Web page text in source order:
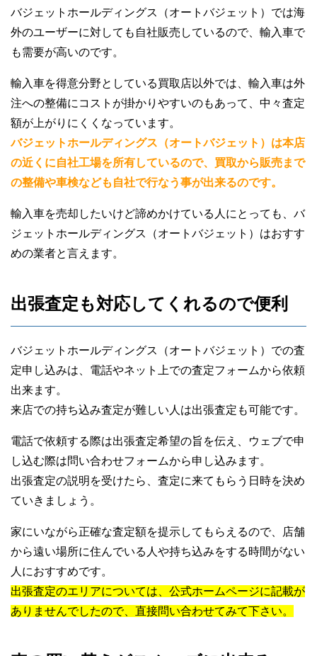
バジェットホールディングス（オートバジェット）では海
外のユーザーに対しても自社販売しているので、輸入車で
も需要が高いのです。
輸入車を得意分野としている買取店以外では、輸入車は外
注への整備にコストが掛かりやすいのもあって、中々査定
額が上がりにくくなっています。
バジェットホールディングス（オートバジェット）は本店
の近くに自社工場を所有しているので、買取から販売まで
の整備や車検なども自社で行なう事が出来るのです。
輸入車を売却したいけど諦めかけている人にとっても、バ
ジェットホールディングス（オートバジェット）はおすす
めの業者と言えます。
出張査定も対応してくれるので便利
バジェットホールディングス（オートバジェット）での査
定申し込みは、電話やネット上での査定フォームから依頼
出来ます。
来店での持ち込み査定が難しい人は出張査定も可能です。
電話で依頼する際は出張査定希望の旨を伝え、ウェブで申
し込む際は問い合わせフォームから申し込みます。
出張査定の説明を受けたら、査定に来てもらう日時を決め
ていきましょう。
家にいながら正確な査定額を提示してもらえるので、店舗
から遠い場所に住んでいる人や持ち込みをする時間がない
人におすすめです。
出張査定のエリアについては、公式ホームページに記載が
ありませんでしたので、直接問い合わせてみて下さい。